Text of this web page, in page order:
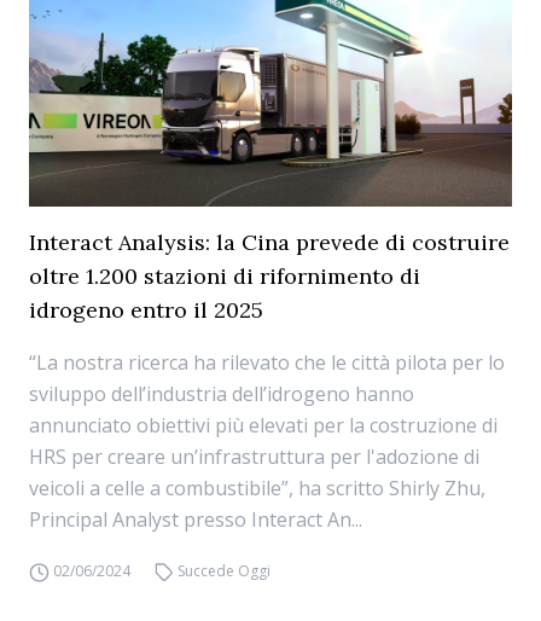
Interact Analysis: la Cina prevede di costruire
oltre 1.200 stazioni di rifornimento di
idrogeno entro il 2025
“La nostra ricerca ha rilevato che le città pilota per lo
sviluppo dell’industria dell’idrogeno hanno
annunciato obiettivi più elevati per la costruzione di
HRS per creare un’infrastruttura per l'adozione di
veicoli a celle a combustibile”, ha scritto Shirly Zhu,
Principal Analyst presso Interact An...
02/06/2024 Succede Oggi